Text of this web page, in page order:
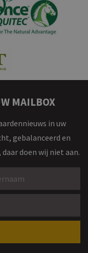
MAILBOX
in uw
gebalanceerd en
doen wij niet aan.